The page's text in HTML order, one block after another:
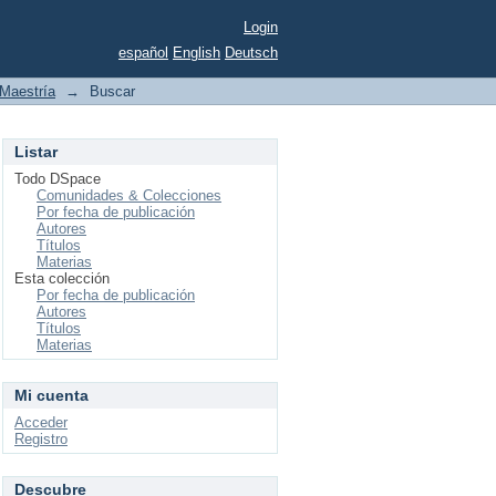
Login
español English Deutsch
Maestría → Buscar
Listar
Todo DSpace
Comunidades & Colecciones
Por fecha de publicación
Autores
Títulos
Materias
Esta colección
Por fecha de publicación
Autores
Títulos
Materias
Mi cuenta
Acceder
Registro
Descubre